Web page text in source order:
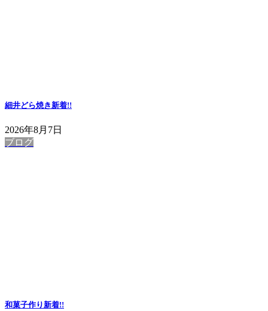
細井どら焼き新着!!
2026年8月7日
ブログ
和菓子作り新着!!